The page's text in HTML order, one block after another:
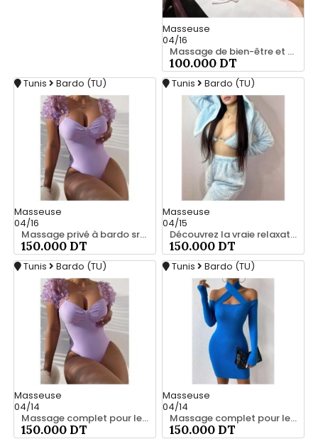
Masseuse
04/16
Massage de bien-être et confort 25 926 213
100.000 DT
Tunis Bardo (TU)
Masseuse
04/16
Massage privé à bardo srd 55066248
150.000 DT
Tunis Bardo (TU)
Masseuse
04/15
Découvrez la vraie relaxation pour les hommes srd à bardo 55066248
150.000 DT
Tunis Bardo (TU)
Masseuse
04/14
Massage complet pour les hommes srd à bardo
150.000 DT
Tunis Bardo (TU)
Masseuse
04/14
Massage complet pour les hommes srd à bardo 56066248
150.000 DT